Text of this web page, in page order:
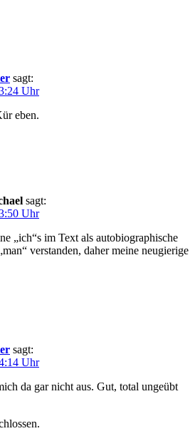
sagt:
Uhr
eben.
sagt:
Uhr
„ich“s im Text als autobiographische
verstanden, daher meine neugierige
sagt:
Uhr
da gar nicht aus. Gut, total ungeübt